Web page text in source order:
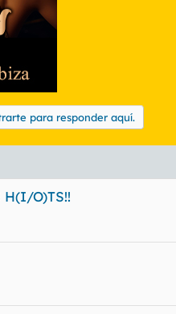
para responder aquí.
H(I/O)TS!!